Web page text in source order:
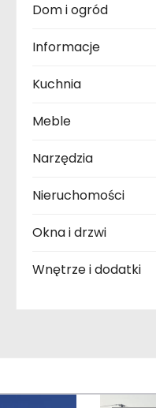
Dom i ogród
Informacje
Kuchnia
Meble
Narzędzia
Nieruchomości
Okna i drzwi
Wnętrze i dodatki